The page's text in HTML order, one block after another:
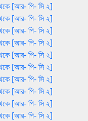
[আর- পি- সি ২]
[আর- পি- সি ২]
[আর- পি- সি ২]
[আর- পি- সি ২]
[আর- পি- সি ২]
[আর- পি- সি ২]
[আর- পি- সি ২]
[আর- পি- সি ২]
[আর- পি- সি ২]
[আর- পি- সি ২]